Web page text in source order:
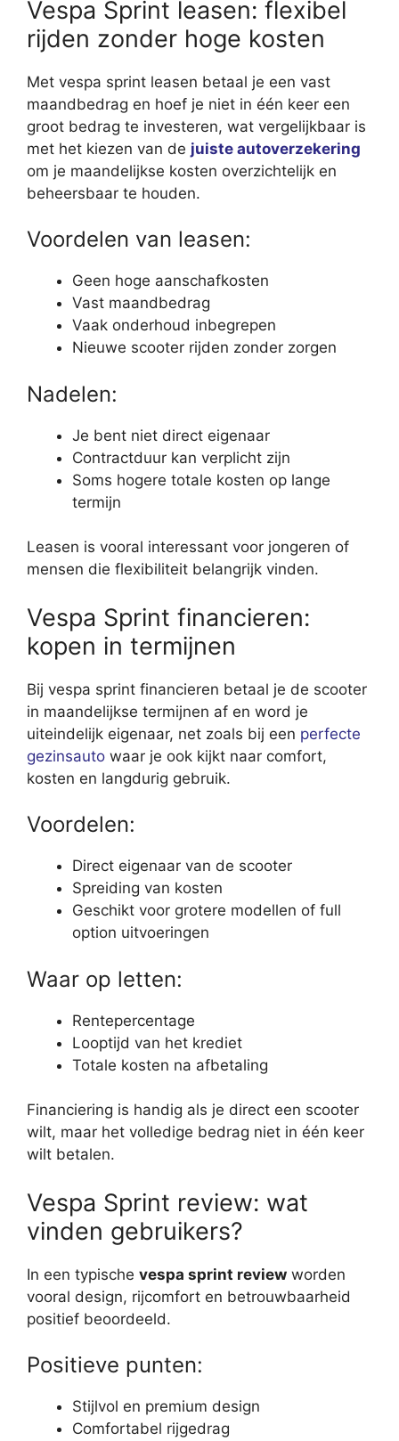
Vespa Sprint leasen: flexibel
rijden zonder hoge kosten
Met vespa sprint leasen betaal je een vast
maandbedrag en hoef je niet in één keer een
groot bedrag te investeren, wat vergelijkbaar is
met het kiezen van de juiste autoverzekering
om je maandelijkse kosten overzichtelijk en
beheersbaar te houden.
Voordelen van leasen:
Geen hoge aanschafkosten
Vast maandbedrag
Vaak onderhoud inbegrepen
Nieuwe scooter rijden zonder zorgen
Nadelen:
Je bent niet direct eigenaar
Contractduur kan verplicht zijn
Soms hogere totale kosten op lange
termijn
Leasen is vooral interessant voor jongeren of
mensen die flexibiliteit belangrijk vinden.
Vespa Sprint financieren:
kopen in termijnen
Bij vespa sprint financieren betaal je de scooter
in maandelijkse termijnen af en word je
uiteindelijk eigenaar, net zoals bij een perfecte
gezinsauto waar je ook kijkt naar comfort,
kosten en langdurig gebruik.
Voordelen:
Direct eigenaar van de scooter
Spreiding van kosten
Geschikt voor grotere modellen of full
option uitvoeringen
Waar op letten:
Rentepercentage
Looptijd van het krediet
Totale kosten na afbetaling
Financiering is handig als je direct een scooter
wilt, maar het volledige bedrag niet in één keer
wilt betalen.
Vespa Sprint review: wat
vinden gebruikers?
In een typische vespa sprint review worden
vooral design, rijcomfort en betrouwbaarheid
positief beoordeeld.
Positieve punten:
Stijlvol en premium design
Comfortabel rijgedrag